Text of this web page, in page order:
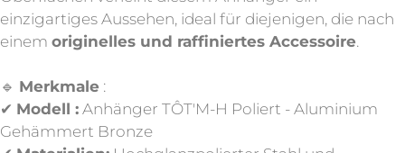
einzigartiges Aussehen, ideal für diejenigen, die nach
einem originelles und raffiniertes Accessoire.
🔹 Merkmale :
✔ Modell : Anhänger TÔT'M-H Poliert - Aluminium
Gehämmert Bronze